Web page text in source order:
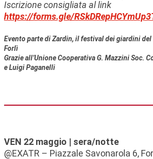
Iscrizione consigliata al link
https://forms.gle/
Evento parte di Zardin, il festival dei giardini
Forlì
Grazie all’Unione Cooperativa G. Mazzini Soc.
e Luigi Paganelli
VEN 22 maggio | sera/notte
@EXATR – Piazzale Savonarola 6,